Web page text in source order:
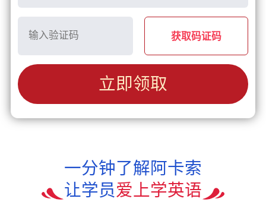
获取码证码
立即领取
一分钟了解阿卡索
让学员爱上学英语